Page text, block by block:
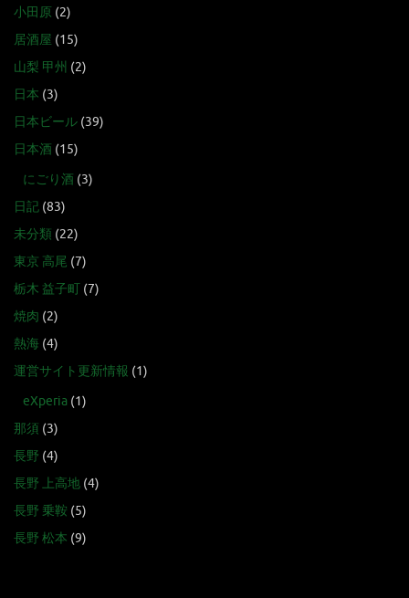
小田原 (2)
居酒屋 (15)
山梨 甲州 (2)
日本 (3)
日本ビール (39)
日本酒 (15)
にごり酒 (3)
日記 (83)
未分類 (22)
東京 高尾 (7)
栃木 益子町 (7)
焼肉 (2)
熱海 (4)
運営サイト更新情報 (1)
eXperia (1)
那須 (3)
長野 (4)
長野 上高地 (4)
長野 乗鞍 (5)
長野 松本 (9)